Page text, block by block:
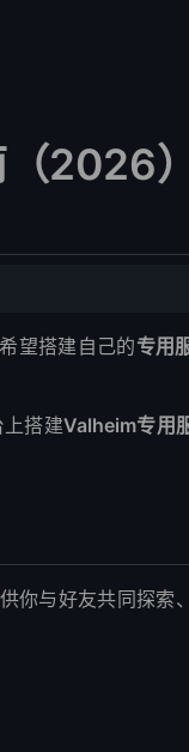
2026）
望搭建自己的专用
搭建Valheim专用
你与好友共同探索